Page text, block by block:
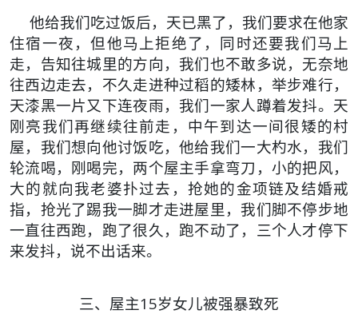
他给我们吃过饭后，天已黑了，我们要求在他家
住宿一夜，但他马上拒绝了，同时还要我们马上
走，告知往城里的方向，我们也不敢多说，无奈地
往西边走去，不久走进种过稻的矮林，举步难行，
天漆黑一片又下连夜雨，我们一家人蹲着发抖。天
刚亮我们再继续往前走，中午到达一间很矮的村
屋，我们想向他讨饭吃，他给我们一大杓水，我们
轮流喝，刚喝完，两个屋主手拿弯刀，小的把风，
大的就向我老婆扑过去，抢她的金项链及结婚戒
指，抢光了踢我一脚才走进屋里，我们脚不停步地
一直往西跑，跑了很久，跑不动了，三个人才停下
来发抖，说不出话来。
三、屋主15岁女儿被强暴致死